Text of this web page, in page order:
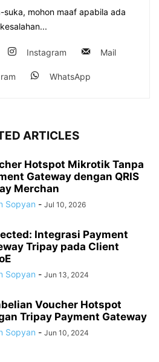
suka, mohon maaf apabila ada
kesalahan...
Instagram Mail
WhatsApp
ARTICLES
Hotspot Mikrotik Tanpa
Gateway dengan QRIS
Merchan
Sopyan - Jul 10, 2026
Integrasi Payment
Tripay pada Client
Sopyan - Jun 13, 2024
Voucher Hotspot
Tripay Payment Gateway
Sopyan - Jun 10, 2024